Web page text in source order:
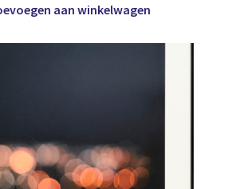
aan winkelwagen